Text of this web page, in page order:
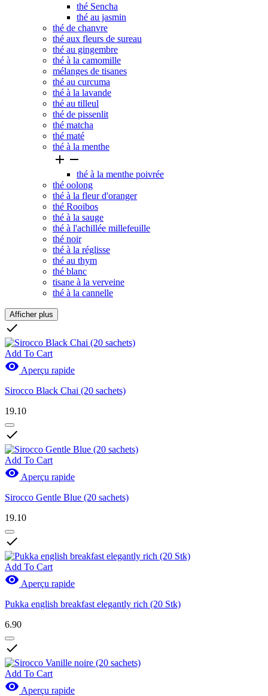
thé Sencha
thé au jasmin
thé de chanvre
thé aux fleurs de sureau
thé au gingembre
thé à la camomille
mélanges de tisanes
thé au curcuma
thé à la lavande
thé au tilleul
thé de pissenlit
thé matcha
thé maté
thé à la menthe
 
thé à la menthe poivrée
thé oolong
thé à la fleur d'oranger
thé Rooibos
thé à la sauge
thé à l'achillée millefeuille
thé noir
thé à la réglisse
thé au thym
thé blanc
tisane à la verveine
thé à la cannelle
Effacer les filtres
Prix
CHF
Marques
Nouveaux produits
Actions
Actions
Voir les Produits33
Afficher plus

Add To Cart
 Aperçu rapide
Sirocco Black Chai (20 sachets)
19.10

Add To Cart
 Aperçu rapide
Sirocco Gentle Blue (20 sachets)
19.10

Add To Cart
 Aperçu rapide
Pukka english breakfast elegantly rich (20 Stk)
6.90

Add To Cart
 Aperçu rapide